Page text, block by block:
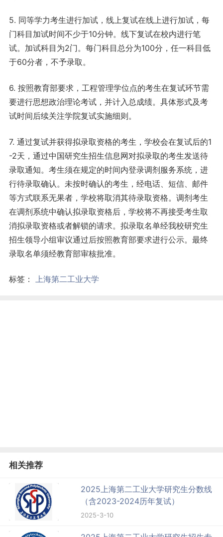
5. 同等学力考生进行加试，线上复试在线上进行加试，每
门科目加试时间不少于10分钟。线下复试在校内进行笔
试。加试科目为2门。每门科目总分为100分，任一科目低
于60分者，不予录取。
6. 按照教育部要求，工程管理学位点的考生在复试环节需
要进行思想政治理论考试，并计入总成绩。具体形式及考
试时间后续关注学院复试实施细则。
7. 通过复试并获得拟录取资格的考生，学校会在复试后的1
-2天，通过中国研究生招生信息网对拟录取的考生发送待
录取通知。考生须在规定的时间内登录调剂服务系统，进
行待录取确认。未按时确认的考生，经电话、短信、邮件
等方式联系无果者，学校将取消其待录取资格。调剂考生
在调剂系统中确认拟录取资格后，学校将不再接受考生取
消拟录取资格或者解锁的请求。拟录取名单经我校研究生
招生领导小组审议通过后按照教育部要求进行公示。最终
录取名单须经教育部审核批准。
标签： 上海第二工业大学
相关推荐
2025上海第二工业大学研究生分数线
（含2023-2024历年复试）
2025-3-10